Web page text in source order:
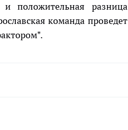
положительная разница
команда проведет